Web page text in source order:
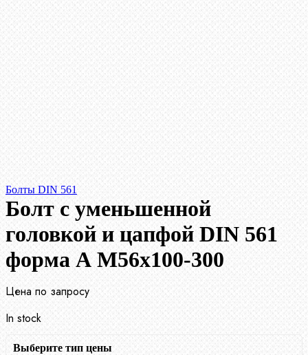
Болты DIN 561
Болт с уменьшенной
головкой и цапфой DIN 561
форма А М56х100-300
Цена по запросу
In stock
Выберите тип цены